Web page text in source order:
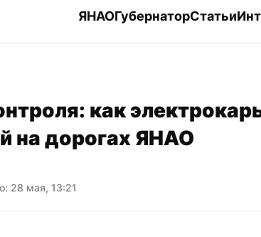
ЯНАОГубернаторСтатьи
как
на дорогах ЯНАО
28 мая, 13:21